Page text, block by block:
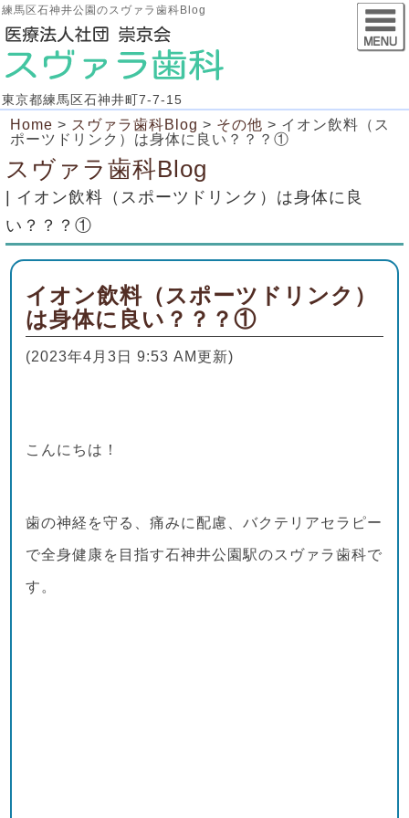
練馬区石神井公園のスヴァラ歯科Blog
東京都練馬区石神井町7-7-15
Home > スヴァラ歯科Blog > その他 > イオン飲料（ス
ポーツドリンク）は身体に良い？？？①
スヴァラ歯科Blog
| イオン飲料（スポーツドリンク）は身体に良
い？？？①
イオン飲料（スポーツドリンク）
は身体に良い？？？①
(2023年4月3日 9:53 AM更新)
こんにちは！
歯の神経を守る、痛みに配慮、バクテリアセラピー
で全身健康を目指す石神井公園駅のスヴァラ歯科で
す。